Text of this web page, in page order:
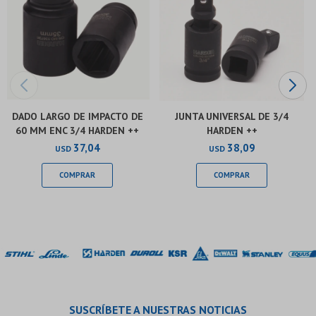
DADO LARGO DE IMPACTO DE
60 MM ENC 3/4 HARDEN ++
USD 37,04
JUNTA UNIVERSAL DE 3/4
HARDEN ++
USD 38,09
SUSCRÍBETE A NUESTRAS NOTICIAS